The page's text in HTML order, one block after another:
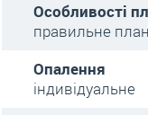
Особливості
правильне
Опалення
індивідуальне